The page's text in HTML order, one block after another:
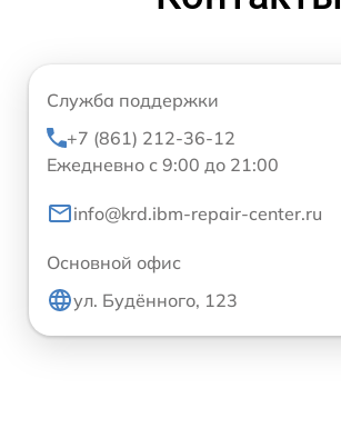
Служба поддержки
+7 (861) 212-36-12
Ежедневно с 9:00 до 21:00
info@krd.ibm-repair-center.ru
Основной офис
ул. Будённого, 123